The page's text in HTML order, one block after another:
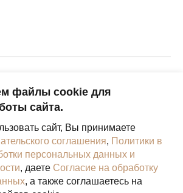
чтобы комментировать.
соглашение
Политика в
файлы cookie для
сайта.
сайт, Вы принимаете
соглашения, Политики в
персональных данных и
, даете Согласие на обработку
, а также соглашаетесь на